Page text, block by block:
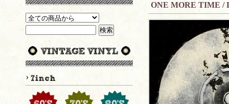
ONE MORE TIME /